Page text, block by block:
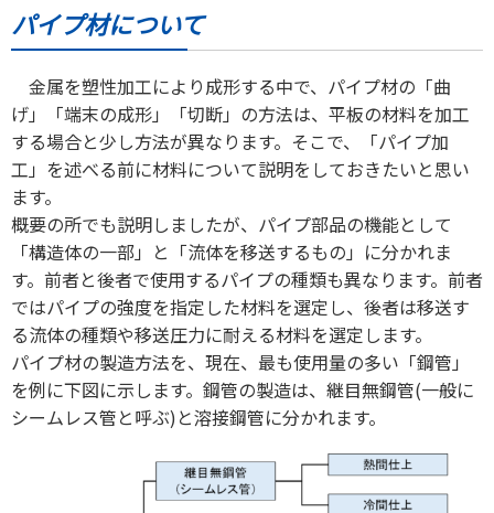
パイプ材について
金属を塑性加工により成形する中で、パイプ材の「曲
げ」「端末の成形」「切断」の方法は、平板の材料を加工
する場合と少し方法が異なります。そこで、「パイプ加
工」を述べる前に材料について説明をしておきたいと思い
ます。
概要の所でも説明しましたが、パイプ部品の機能として
「構造体の一部」と「流体を移送するもの」に分かれま
す。前者と後者で使用するパイプの種類も異なります。前者
ではパイプの強度を指定した材料を選定し、後者は移送す
る流体の種類や移送圧力に耐える材料を選定します。
パイプ材の製造方法を、現在、最も使用量の多い「鋼管」
を例に下図に示します。鋼管の製造は、継目無鋼管(一般に
シームレス管と呼ぶ)と溶接鋼管に分かれます。